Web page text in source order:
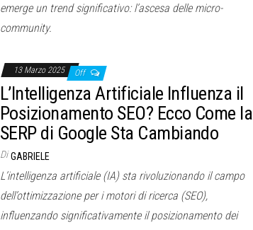
emerge un trend significativo: l’ascesa delle micro-
community.
13 Marzo 2025 Off
L’Intelligenza Artificiale Influenza il
Posizionamento SEO? Ecco Come la
SERP di Google Sta Cambiando
Di GABRIELE
L’intelligenza artificiale (IA) sta rivoluzionando il campo
dell’ottimizzazione per i motori di ricerca (SEO),
influenzando significativamente il posizionamento dei